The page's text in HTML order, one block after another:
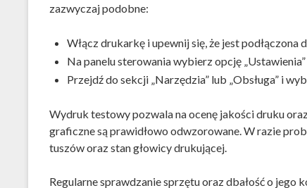
zazwyczaj podobne:
Włącz drukarkę i upewnij się, że jest podłączona
Na panelu sterowania wybierz opcję
Przejdź do sekcji „Narzędzia” lub „Obsługa” i
Wydruk testowy pozwala na ocenę jakości druku
graficzne są prawidłowo odwzorowane. W razie
tuszów oraz stan głowicy drukującej.
Regularne sprawdzanie sprzętu oraz dbałość o jego